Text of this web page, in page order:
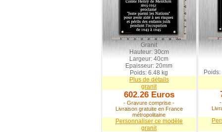
Granit
Hauteur: 30cm
Largeur: 40cm
Epaisseur: 20mm
Poids: 6.48 kg
Plus de détails
granit
602.26 Euros
- Gravure comprise -
Livraison gratuite en France
métropolitaine
Personnaliser ce modèle
granit